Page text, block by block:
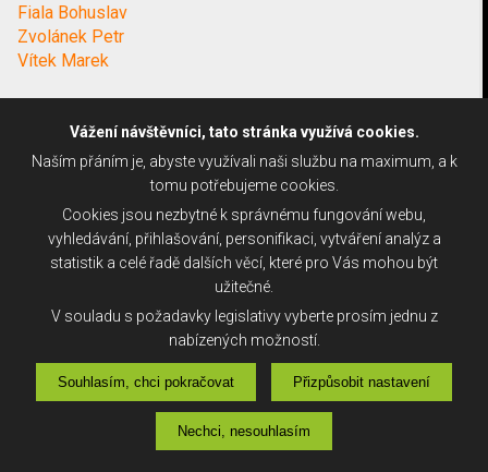
Fiala Bohuslav
Zvolánek Petr
Vítek Marek
Vážení návštěvníci, tato stránka využívá cookies.
Naším přáním je, abyste využívali naši službu na maximum, a k
tomu potřebujeme cookies.
Cookies jsou nezbytné k správnému fungování webu,
vyhledávání, přihlašování, personifikaci, vytváření analýz a
statistik a celé řadě dalších věcí, které pro Vás mohou být
užitečné.
V souladu s požadavky legislativy vyberte prosím jednu z
nabízených možností.
Souhlasím, chci pokračovat Přizpůsobit nastavení
Nechci, nesouhlasím